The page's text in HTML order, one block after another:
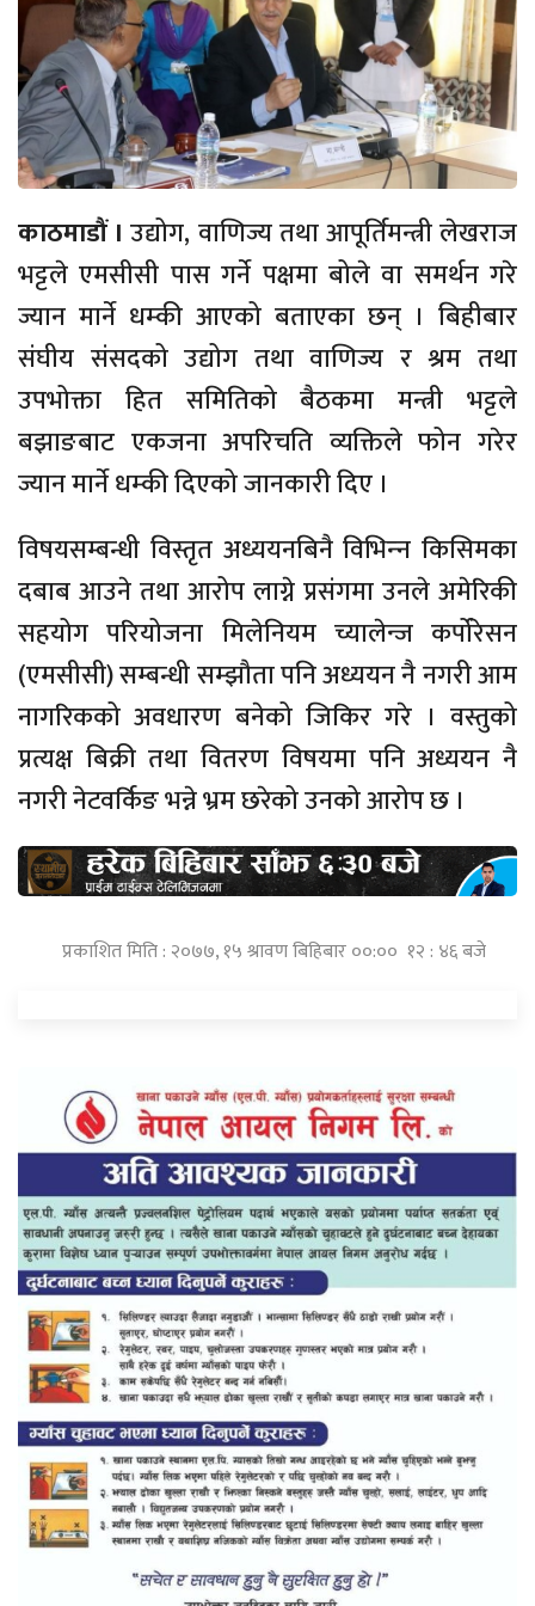
काठमाडौं । उद्योग, वाणिज्य तथा आपूर्तिमन्त्री लेखराज
भट्टले एमसीसी पास गर्ने पक्षमा बोले वा समर्थन गरे
ज्यान मार्ने धम्की आएको बताएका छन् । बिहीबार
संघीय संसदको उद्योग तथा वाणिज्य र श्रम तथा
उपभोक्ता हित समितिको बैठकमा मन्त्री भट्टले
बझाङबाट एकजना अपरिचति व्यक्तिले फोन गरेर
ज्यान मार्ने धम्की दिएको जानकारी दिए ।
विषयसम्बन्धी विस्तृत अध्ययनबिनै विभिन्‍न किसिमका
दबाब आउने तथा आरोप लाग्ने प्रसंगमा उनले अमेरिकी
सहयोग परियोजना मिलेनियम च्यालेन्ज कर्पोरेसन
(एमसीसी) सम्बन्धी सम्झौता पनि अध्ययन नै नगरी आम
नागरिकको अवधारण बनेको जिकिर गरे । वस्तुको
प्रत्यक्ष बिक्री तथा वितरण विषयमा पनि अध्ययन नै
नगरी नेटवर्किङ भन्ने भ्रम छरेको उनको आरोप छ ।
प्रकाशित मिति : २०७७, १५ श्रावण बिहिबार ००:०० १२ : ४६ बजे